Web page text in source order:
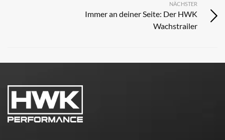
NÄCHSTER
Immer an deiner Seite: Der HWK
Wachstrailer